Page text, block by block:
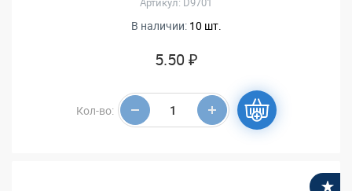
В наличии: 10 шт.
5.50 ₽
Кол-во: